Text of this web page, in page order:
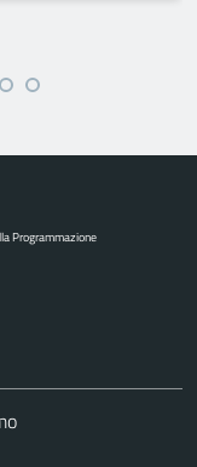
Programmazione